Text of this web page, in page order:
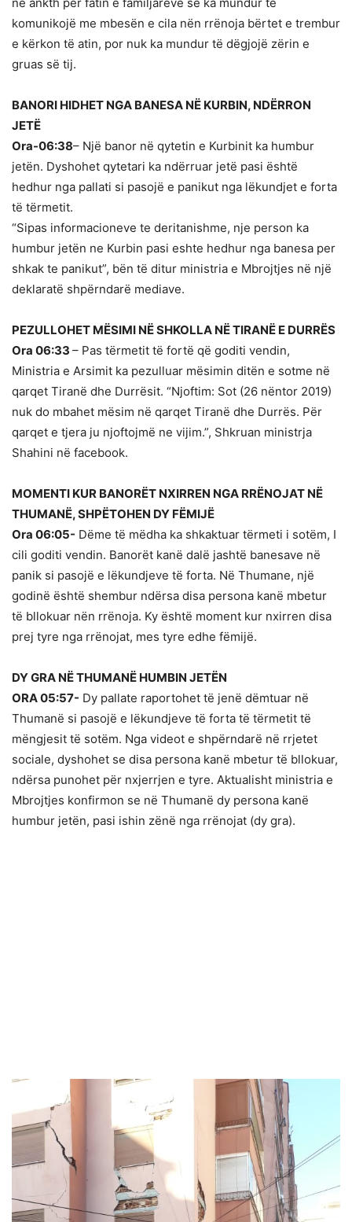
në ankth për fatin e familjarëve se ka mundur të
komunikojë me mbesën e cila nën rrënoja bërtet e trembur
e kërkon të atin, por nuk ka mundur të dëgjojë zërin e
gruas së tij.
BANORI HIDHET NGA BANESA NË KURBIN, NDËRRON
JETË
Ora-06:38– Një banor në qytetin e Kurbinit ka humbur
jetën. Dyshohet qytetari ka ndërruar jetë pasi është
hedhur nga pallati si pasojë e panikut nga lëkundjet e forta
të tërmetit.
“Sipas informacioneve te deritanishme, nje person ka
humbur jetën ne Kurbin pasi eshte hedhur nga banesa per
shkak te panikut”, bën të ditur ministria e Mbrojtjes në një
deklaratë shpërndarë mediave.
PEZULLOHET MËSIMI NË SHKOLLA NË TIRANË E DURRËS
Ora 06:33 – Pas tërmetit të fortë që goditi vendin,
Ministria e Arsimit ka pezulluar mësimin ditën e sotme në
qarqet Tiranë dhe Durrësit. “Njoftim: Sot (26 nëntor 2019)
nuk do mbahet mësim në qarqet Tiranë dhe Durrës. Për
qarqet e tjera ju njoftojmë ne vijim.”, Shkruan ministrja
Shahini në facebook.
MOMENTI KUR BANORËT NXIRREN NGA RRËNOJAT NË
THUMANË, SHPËTOHEN DY FËMIJË
Ora 06:05- Dëme të mëdha ka shkaktuar tërmeti i sotëm, I
cili goditi vendin. Banorët kanë dalë jashtë banesave në
panik si pasojë e lëkundjeve të forta. Në Thumane, një
godinë është shembur ndërsa disa persona kanë mbetur
të bllokuar nën rrënoja. Ky është moment kur nxirren disa
prej tyre nga rrënojat, mes tyre edhe fëmijë.
DY GRA NË THUMANË HUMBIN JETËN
ORA 05:57- Dy pallate raportohet të jenë dëmtuar në
Thumanë si pasojë e lëkundjeve të forta të tërmetit të
mëngjesit të sotëm. Nga videot e shpërndarë në rrjetet
sociale, dyshohet se disa persona kanë mbetur të bllokuar,
ndërsa punohet për nxjerrjen e tyre. Aktualisht ministria e
Mbrojtjes konfirmon se në Thumanë dy persona kanë
humbur jetën, pasi ishin zënë nga rrënojat (dy gra).